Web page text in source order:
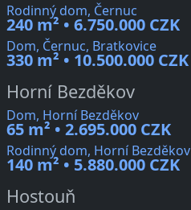
Rodinný dom, Černuc
240 m² • 6.750.000 CZK
Dom, Černuc, Bratkovice
330 m² • 10.500.000 CZK
Horní Bezděkov
Dom, Horní Bezděkov
65 m² • 2.695.000 CZK
Rodinný dom, Horní Bezděkov
140 m² • 5.880.000 CZK
Hostouň